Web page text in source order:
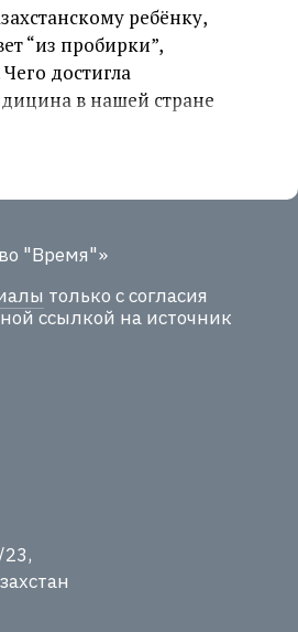
ребёнку,
“из пробирки”,
достигла
в нашей стране
"Время"»
только с согласия
ссылкой на источник